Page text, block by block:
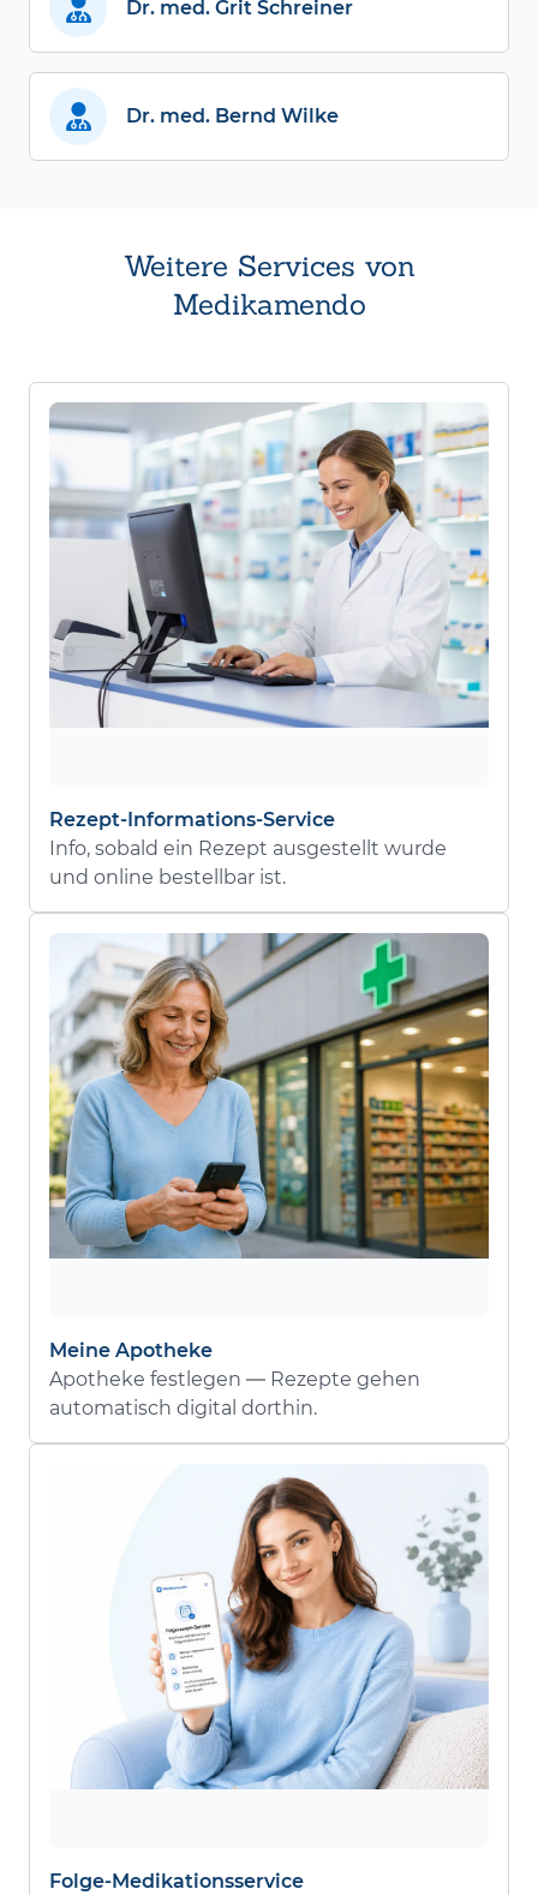
Dr. med. Grit Schreiner
Dr. med. Bernd Wilke
Weitere Services von
Medikamendo
Rezept-Informations-Service
Info, sobald ein Rezept ausgestellt wurde
und online bestellbar ist.
Meine Apotheke
Apotheke festlegen — Rezepte gehen
automatisch digital dorthin.
Folge-Medikationsservice